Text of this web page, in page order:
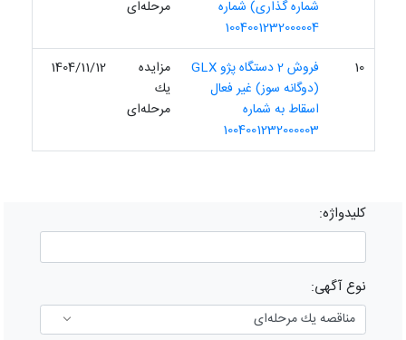
شماره گذاری) شماره
1004001232000004
مرحله‌ای
10
فروش 2 دستگاه پژو GLX
(دوگانه سوز) غیر فعال
اسقاط به شماره
1004001232000003
مزایده
یك
مرحله‌ای
1404/11/12
کلیدواژه:
نوع آگهی: